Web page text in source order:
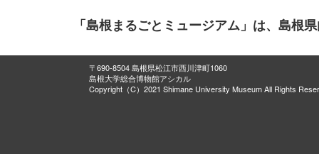
「島根まるごとミュージアム」は、島根
〒690-8504 島根県松江市西川津町1060
島根大学総合博物館アシカル
Copyright（C）2021 Shimane University Museum All Rights